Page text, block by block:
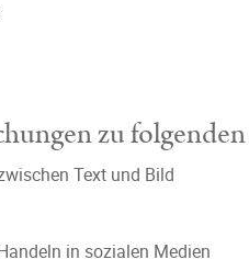
zu
Text und Bild
in sozialen Medien